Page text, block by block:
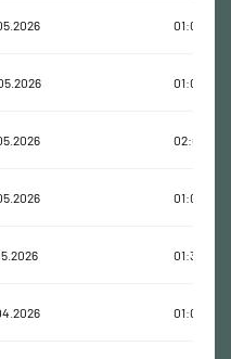
01:00:27
01:04:00
02:00:13
01:00:01
01:34:59
01:09:10